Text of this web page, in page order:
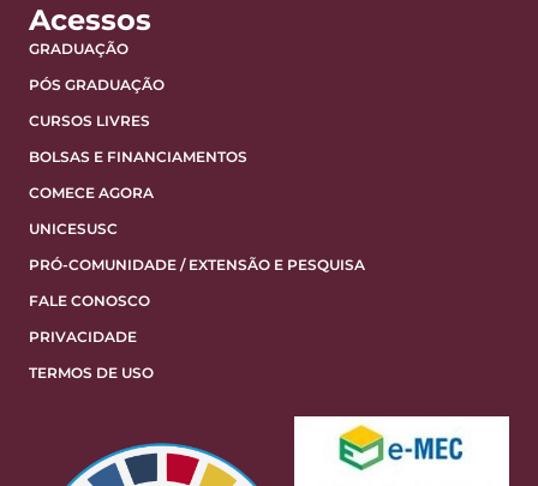
Acessos
GRADUAÇÃO
PÓS GRADUAÇÃO
CURSOS LIVRES
BOLSAS E FINANCIAMENTOS
COMECE AGORA
UNICESUSC
PRÓ-COMUNIDADE / EXTENSÃO E PESQUISA
FALE CONOSCO
PRIVACIDADE
TERMOS DE USO